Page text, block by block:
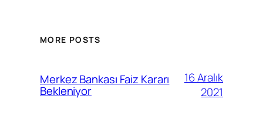
MORE POSTS
Merkez Bankası Faiz Kararı
Bekleniyor
16 Aralık
2021